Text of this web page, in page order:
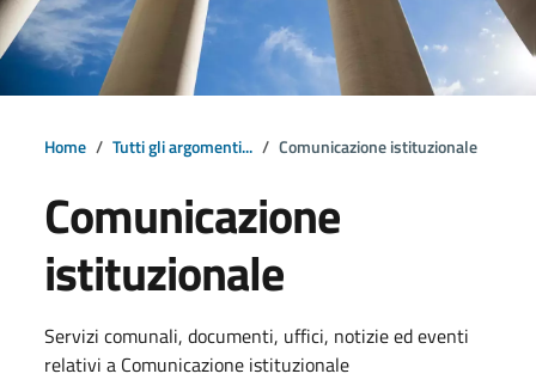
Home Tutti gli argomenti... Comunicazione istituzionale
Comunicazione
istituzionale
Dettagli della notizia
Servizi comunali, documenti, uffici, notizie ed eventi
relativi a Comunicazione istituzionale